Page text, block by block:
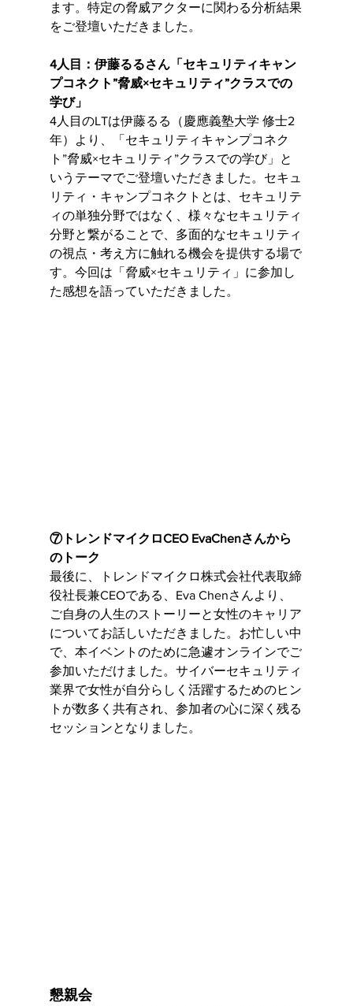
ます。特定の脅威アクターに関わる分析結果
をご登壇いただきました。
4人目：伊藤るるさん「セキュリティキャン
プコネクト”脅威×セキュリティ”クラスでの
学び」
4人目のLTは伊藤るる（慶應義塾大学 修士2
年）より、「セキュリティキャンプコネク
ト”脅威×セキュリティ”クラスでの学び」と
いうテーマでご登壇いただきました。セキュ
リティ・キャンプコネクトとは、セキュリテ
ィの単独分野ではなく、様々なセキュリティ
分野と繋がることで、多面的なセキュリティ
の視点・考え方に触れる機会を提供する場で
す。今回は「脅威×セキュリティ」に参加し
た感想を語っていただきました。
⑦トレンドマイクロCEO EvaChenさんから
のトーク
最後に、トレンドマイクロ株式会社代表取締
役社長兼CEOである、Eva Chenさんより、
ご自身の人生のストーリーと女性のキャリア
についてお話しいただきました。お忙しい中
で、本イベントのために急遽オンラインでご
参加いただけました。サイバーセキュリティ
業界で女性が自分らしく活躍するためのヒン
トが数多く共有され、参加者の心に深く残る
セッションとなりました。
懇親会